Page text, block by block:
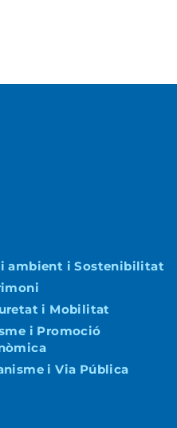
ambient i Sostenibilitat
i Mobilitat
i Promoció
i Via Pública